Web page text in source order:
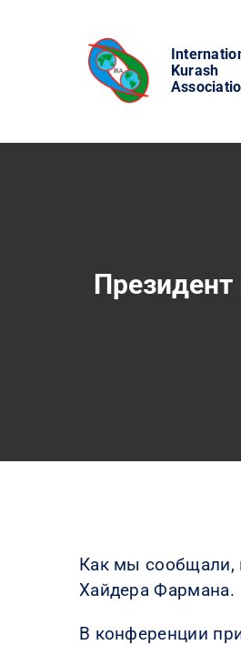
Kurash
Как мы сообщали,
Хайдера Фармана.
В конференции